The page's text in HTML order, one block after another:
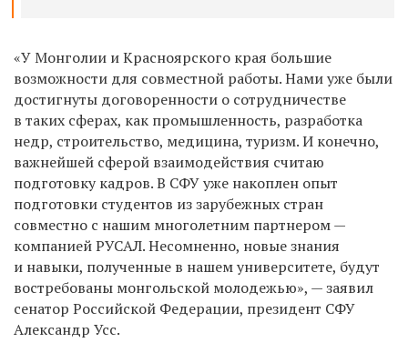
«У Монголии и Красноярского края большие
возможности для совместной работы. Нами уже были
достигнуты договоренности о сотрудничестве
в таких сферах, как промышленность, разработка
недр, строительство, медицина, туризм. И конечно,
важнейшей сферой взаимодействия считаю
подготовку кадров. В СФУ уже накоплен опыт
подготовки студентов из зарубежных стран
совместно с нашим многолетним партнером —
компанией РУСАЛ. Несомненно, новые знания
и навыки, полученные в нашем университете, будут
востребованы монгольской молодежью», — заявил
сенатор Российской Федерации, президент СФУ
Александр Усс.